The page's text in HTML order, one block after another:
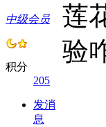
中级会员
积分
205
发消
息
莲
验